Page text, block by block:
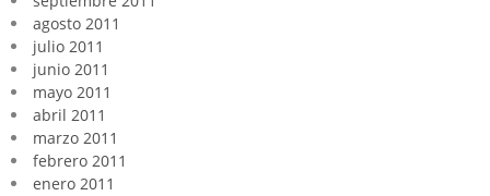
agosto 2011
julio 2011
junio 2011
mayo 2011
abril 2011
marzo 2011
febrero 2011
enero 2011